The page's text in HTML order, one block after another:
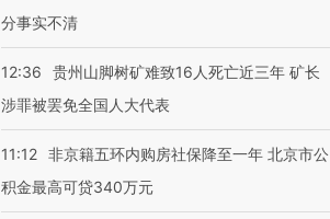
分事实不清
12:36
贵州山脚树矿难致16人死亡近三年 矿长
涉罪被罢免全国人大代表
11:12 非京籍五环内购房社保降至一年 北京市公
积金最高可贷340万元